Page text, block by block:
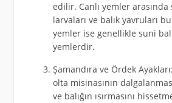
edilir. Canlı yemler arasında
larvaları ve balık yavruları
yemler ise genellikle suni
yemlerdir.
Şamandıra ve Ördek
olta misinasının
ve balığın ısırmasını